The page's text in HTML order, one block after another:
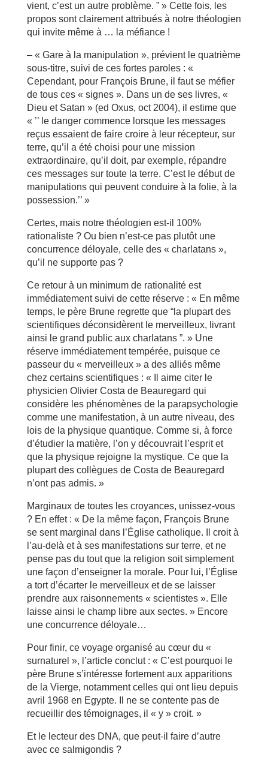
vient, c’est un autre problème. ” » Cette fois, les
propos sont clairement attribués à notre théologien
qui invite même à … la méfiance !
– « Gare à la manipulation », prévient le quatrième
sous-titre, suivi de ces fortes paroles : «
Cependant, pour François Brune, il faut se méfier
de tous ces « signes ». Dans un de ses livres, «
Dieu et Satan » (ed Oxus, oct 2004), il estime que
« ’’ le danger commence lorsque les messages
reçus essaient de faire croire à leur récepteur, sur
terre, qu’il a été choisi pour une mission
extraordinaire, qu’il doit, par exemple, répandre
ces messages sur toute la terre. C’est le début de
manipulations qui peuvent conduire à la folie, à la
possession.’’ »
Certes, mais notre théologien est-il 100%
rationaliste ? Ou bien n’est-ce pas plutôt une
concurrence déloyale, celle des « charlatans »,
qu’il ne supporte pas ?
Ce retour à un minimum de rationalité est
immédiatement suivi de cette réserve : « En même
temps, le père Brune regrette que “la plupart des
scientifiques déconsidèrent le merveilleux, livrant
ainsi le grand public aux charlatans ”. » Une
réserve immédiatement tempérée, puisque ce
passeur du « merveilleux » a des alliés même
chez certains scientifiques : « Il aime citer le
physicien Olivier Costa de Beauregard qui
considère les phénomènes de la parapsychologie
comme une manifestation, à un autre niveau, des
lois de la physique quantique. Comme si, à force
d’étudier la matière, l’on y découvrait l’esprit et
que la physique rejoigne la mystique. Ce que la
plupart des collègues de Costa de Beauregard
n’ont pas admis. »
Marginaux de toutes les croyances, unissez-vous
? En effet : « De la même façon, François Brune
se sent marginal dans l’Église catholique. Il croit à
l’au-delà et à ses manifestations sur terre, et ne
pense pas du tout que la religion soit simplement
une façon d’enseigner la morale. Pour lui, l’Église
a tort d’écarter le merveilleux et de se laisser
prendre aux raisonnements « scientistes ». Elle
laisse ainsi le champ libre aux sectes. » Encore
une concurrence déloyale…
Pour finir, ce voyage organisé au cœur du «
surnaturel », l’article conclut : « C’est pourquoi le
père Brune s’intéresse fortement aux apparitions
de la Vierge, notamment celles qui ont lieu depuis
avril 1968 en Egypte. Il ne se contente pas de
recueillir des témoignages, il « y » croit. »
Et le lecteur des DNA, que peut-il faire d’autre
avec ce salmigondis ?